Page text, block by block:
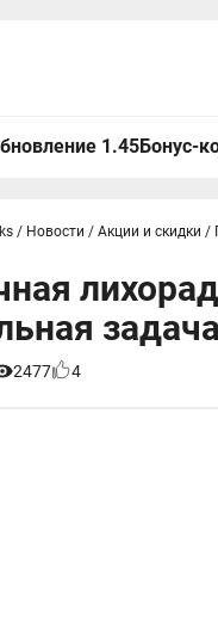
1.45Бонус-
/ Новости / Акции и скидки /
2477 4